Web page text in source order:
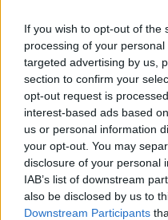
If you wish to opt-out of the
processing of your
targeted advertising by us,
section to confirm your
opt-out request is
interest-based ads based
us or personal information
your opt-out. You may
disclosure of your personal
IAB’s list of downstream
also be disclosed by us to
Downstream Participants
Meccs Center
Leeds United
United